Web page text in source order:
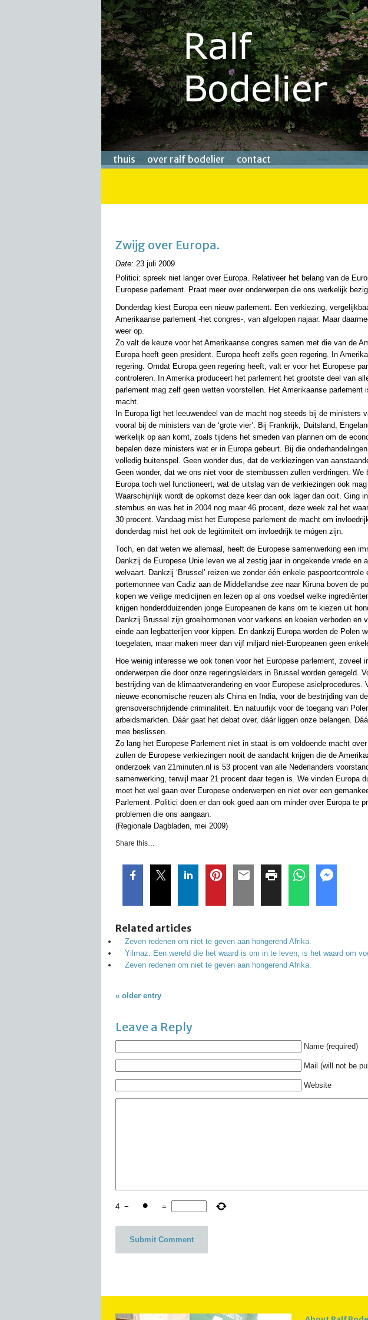
thuis over ralf bodelier contact
Zwijg over Europa.
Date: 23 juli 2009
Politici: spreek niet langer over Europa. Relativeer het belang van de
Europese parlement. Praat meer over onderwerpen die ons werkelijk
Donderdag kiest Europa een nieuw parlement. Een verkiezing,
Amerikaanse parlement -het congres-, van afgelopen najaar. Maar
weer op.
Zo valt de keuze voor het Amerikaanse congres samen met die van de
Europa heeft geen president. Europa heeft zelfs geen regering. In
regering. Omdat Europa geen regering heeft, valt er voor het Europese
controleren. In Amerika produceert het parlement het grootste deel van
parlement mag zelf geen wetten voorstellen. Het Amerikaanse parlement
macht.
In Europa ligt het leeuwendeel van de macht nog steeds bij de ministers
vooral bij de ministers van de ‘grote vier’. Bij Frankrijk, Duitsland,
werkelijk op aan komt, zoals tijdens het smeden van plannen om de
bepalen deze ministers wat er in Europa gebeurt. Bij die
volledig buitenspel. Geen wonder dus, dat de verkiezingen van
Geen wonder, dat we ons niet voor de stembussen zullen verdringen.
Europa toch wel functioneert, wat de uitslag van de verkiezingen ook
Waarschijnlijk wordt de opkomst deze keer dan ook lager dan ooit. Ging
stembus en was het in 2004 nog maar 46 procent, deze week zal het
30 procent. Vandaag mist het Europese parlement de macht om
donderdag mist het ook de legitimiteit om invloedrijk te mógen zijn.
Toch, en dat weten we allemaal, heeft de Europese samenwerking een
Dankzij de Europese Unie leven we al zestig jaar in ongekende vrede en
welvaart. Dankzij ‘Brussel’ reizen we zonder één enkele paspoortcontrole
portemonnee van Cadiz aan de Middellandse zee naar Kiruna boven de
kopen we veilige medicijnen en lezen op al ons voedsel welke
krijgen honderdduizenden jonge Europeanen de kans om te kiezen uit
Dankzij Brussel zijn groeihormonen voor varkens en koeien verboden en
einde aan legbatterijen voor kippen. En dankzij Europa worden de Polen
toegelaten, maar maken meer dan vijf miljard niet-Europeanen geen
Hoe weinig interesse we ook tonen voor het Europese parlement, zoveel
onderwerpen die door onze regeringsleiders in Brussel worden geregeld.
bestrijding van de klimaatverandering en voor Europese asielprocedures.
nieuwe economische reuzen als China en India, voor de bestrijding van
grensoverschrijdende criminaliteit. En natuurlijk voor de toegang van
arbeidsmarkten. Dáár gaat het debat over, dáár liggen onze belangen.
mee beslissen.
Zo lang het Europese Parlement niet in staat is om voldoende macht
zullen de Europese verkiezingen nooit de aandacht krijgen die de
onderzoek van 21minuten.nl is 53 procent van alle Nederlanders
samenwerking, terwijl maar 21 procent daar tegen is. We vinden Europa
moet het wel gaan over Europese onderwerpen en niet over een
Parlement. Politici doen er dan ook goed aan om minder over Europa te
problemen die ons aangaan.
(Regionale Dagbladen, mei 2009)
Share this…
Related articles
Zeven redenen om niet te geven aan hongerend Afrika.
Yilmaz. Een wereld die het waard is om in te leven, is het waard om
Zeven redenen om niet te geven aan hongerend Afrika.
« older entry
Leave a Reply
Name (required)
Mail (will not be
Website
4 − =